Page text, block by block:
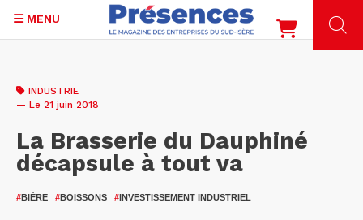
contenu
MENU
INDUSTRIE
— Le 21 juin 2018
La Brasserie du Dauphiné
décapsule à tout va
#BIÈRE #BOISSONS #INVESTISSEMENT INDUSTRIEL